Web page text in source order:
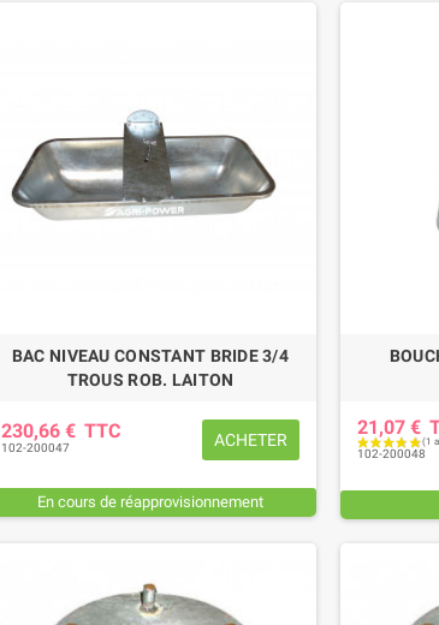
BAC NIVEAU CONSTANT BRIDE 3/4
TROUS ROB. LAITON
230,66 € TTC
102-200047 ACHETER
En cours de réapprovisionnement
21,07 €
102-200048